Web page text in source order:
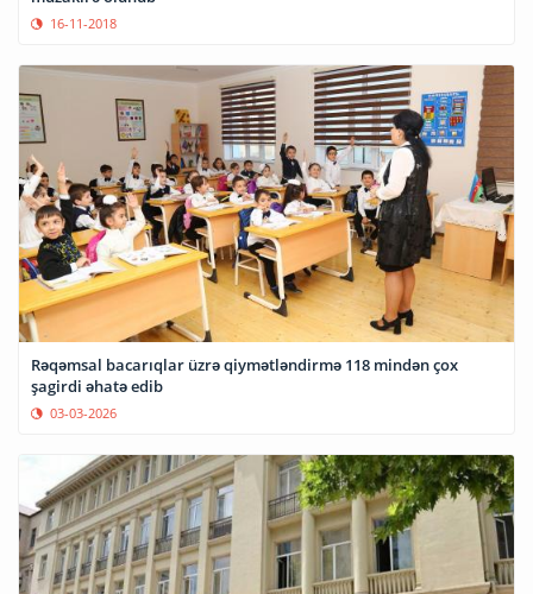
16-11-2018
Rəqəmsal bacarıqlar üzrə qiymətləndirmə 118 mindən çox
şagirdi əhatə edib
03-03-2026